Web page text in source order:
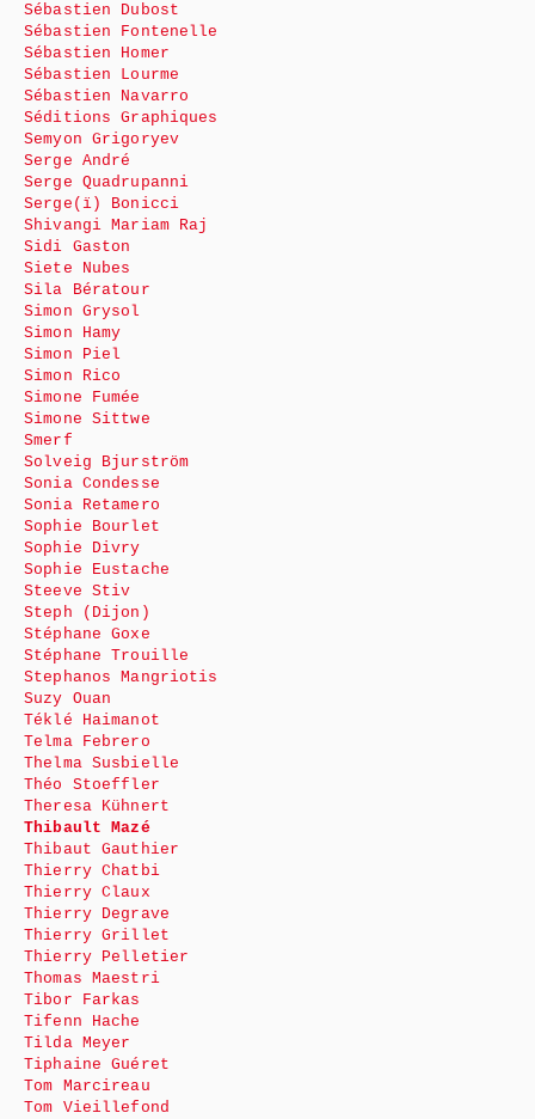
Sébastien Dubost
Sébastien Fontenelle
Sébastien Homer
Sébastien Lourme
Sébastien Navarro
Séditions Graphiques
Semyon Grigoryev
Serge André
Serge Quadrupanni
Serge(ï) Bonicci
Shivangi Mariam Raj
Sidi Gaston
Siete Nubes
Sila Bératour
Simon Grysol
Simon Hamy
Simon Piel
Simon Rico
Simone Fumée
Simone Sittwe
Smerf
Solveig Bjurström
Sonia Condesse
Sonia Retamero
Sophie Bourlet
Sophie Divry
Sophie Eustache
Steeve Stiv
Steph (Dijon)
Stéphane Goxe
Stéphane Trouille
Stephanos Mangriotis
Suzy Ouan
Téklé Haimanot
Telma Febrero
Thelma Susbielle
Théo Stoeffler
Theresa Kühnert
Thibault Mazé
Thibaut Gauthier
Thierry Chatbi
Thierry Claux
Thierry Degrave
Thierry Grillet
Thierry Pelletier
Thomas Maestri
Tibor Farkas
Tifenn Hache
Tilda Meyer
Tiphaine Guéret
Tom Marcireau
Tom Vieillefond